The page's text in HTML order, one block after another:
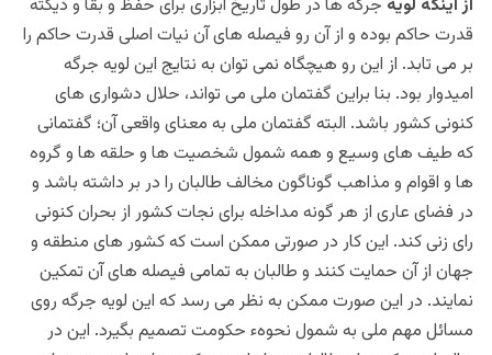
از اینکه لویه جرگه ها در طول تاریخ ابزاری برای حفظ و بقا و دیکته
قدرت حاکم بوده و از آن رو فیصله های آن نیات اصلی قدرت حاکم را
بر می تابد. از این رو هیچگاه نمی توان به نتایج این لویه جرگه
امیدوار بود. بنا براین گفتمان ملی می تواند، حلال دشواری های
کنونی کشور باشد. البته گفتمان ملی به معنای واقعی آن؛ گفتمانی
که طیف های وسیع و همه شمول شخصیت ها و حلقه ها و گروه
ها و اقوام و مذاهب گوناگون مخالف طالبان را در بر داشته باشد و
در فضای عاری از هر گونه مداخله برای نجات کشور از بحران کنونی
رای زنی کند. این کار در صورتی ممکن است که کشور های منطقه و
جهان از آن حمایت کنند و طالبان به تمامی فیصله های آن تمکین
نمایند. در این صورت ممکن به نظر می رسد که این لویه جرگه روی
مسائل مهم ملی به شمول نحوهء حکومت تصمیم بگیرد. این در